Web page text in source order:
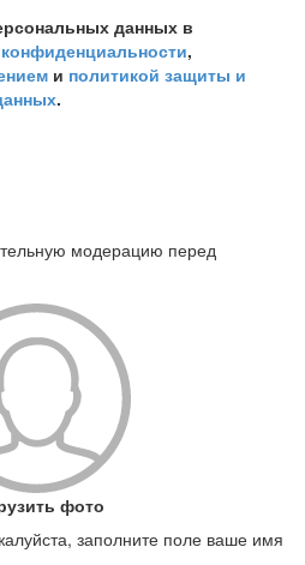
данных в
,
и политикой защиты и
.
модерацию перед
фото
заполните поле ваше имя